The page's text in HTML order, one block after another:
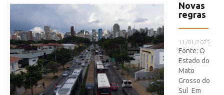
Novas
regras
11/01/2023
Fonte: O
Estado do
Mato
Grosso do
Sul Em